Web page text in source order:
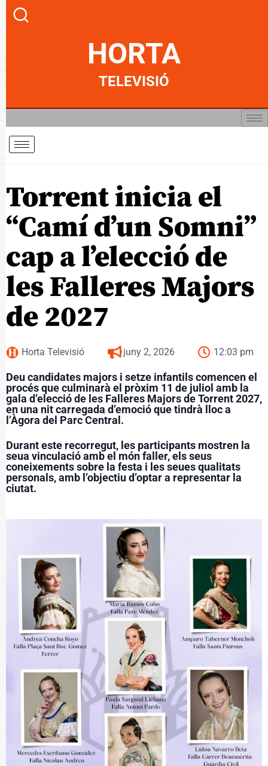
HORTA
TELEVISIÓ
Torrent inicia el
“Camí d’un Somni”
cap a l’elecció de
les Falleres Majors
de 2027
Horta Televisió juny 2, 2026 12:03 pm
Deu candidates majors i setze infantils comencen el
procés que culminarà el pròxim 11 de juliol amb la
gala d’elecció de les Falleres Majors de Torrent 2027,
en una nit carregada d’emoció que tindrà lloc a
l’Àgora del Parc Central.
Durant este recorregut, les participants mostren la
seua vinculació amb el món faller, els seus
coneixements sobre la festa i les seues qualitats
personals, amb l’objectiu d’optar a representar la
ciutat.